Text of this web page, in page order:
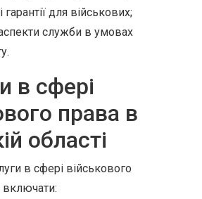
гарантії для військових;
служби в умовах
в сфері
права в
області
в сфері військового